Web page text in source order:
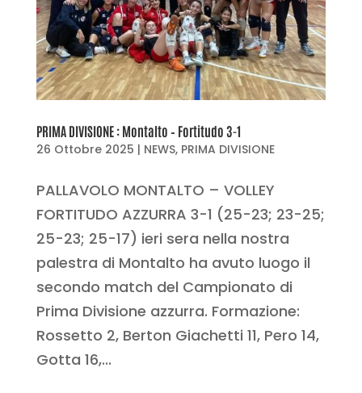
PRIMA DIVISIONE : Montalto – Fortitudo 3-1
26 Ottobre 2025 | NEWS, PRIMA DIVISIONE
PALLAVOLO MONTALTO – VOLLEY
FORTITUDO AZZURRA 3-1 (25-23; 23-25;
25-23; 25-17) ieri sera nella nostra
palestra di Montalto ha avuto luogo il
secondo match del Campionato di
Prima Divisione azzurra. Formazione:
Rossetto 2, Berton Giachetti 11, Pero 14,
Gotta 16,...